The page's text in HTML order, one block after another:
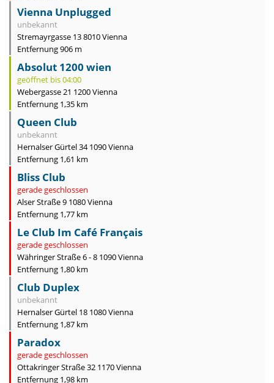
Vienna Unplugged
unbekannt
Stremayrgasse 13 8010 Vienna
Entfernung 906 m
Absolut 1200 wien
geöffnet bis 04:00
Webergasse 21 1200 Vienna
Entfernung 1,35 km
Queen Club
unbekannt
Hernalser Gürtel 34 1090 Vienna
Entfernung 1,61 km
Bliss Club
gerade geschlossen
Alser Straße 9 1080 Vienna
Entfernung 1,77 km
Le Club Im Café Français
gerade geschlossen
Währinger Straße 6 - 8 1090 Vienna
Entfernung 1,80 km
Club Duplex
unbekannt
Hernalser Gürtel 18 1080 Vienna
Entfernung 1,87 km
Paradox
gerade geschlossen
Ottakringer Straße 32 1170 Vienna
Entfernung 1,98 km